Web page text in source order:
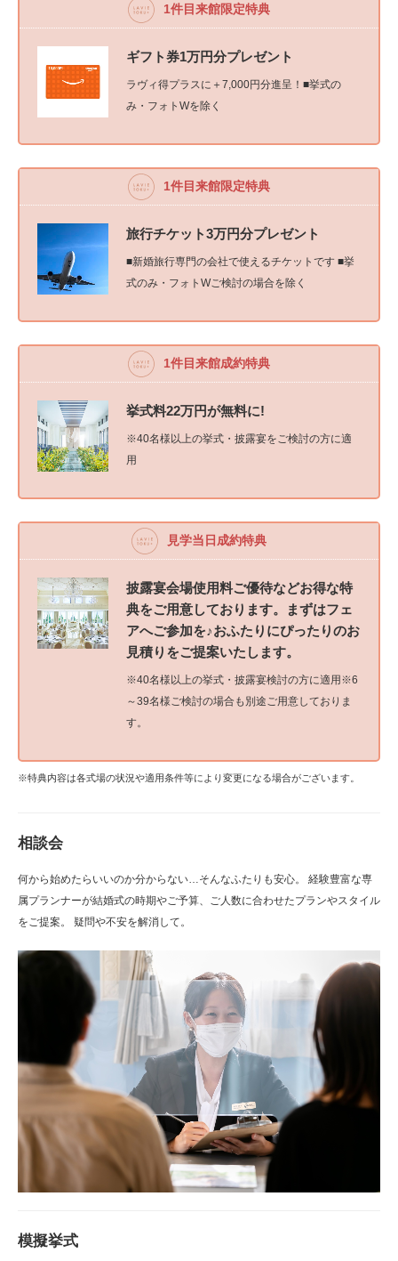
1件目来館限定特典
ギフト券1万円分プレゼント
ラヴィ得プラスに＋7,000円分進呈！■挙式の
み・フォトWを除く
1件目来館限定特典
旅行チケット3万円分プレゼント
■新婚旅行専門の会社で使えるチケットです ■挙
式のみ・フォトWご検討の場合を除く
1件目来館成約特典
挙式料22万円が無料に!
※40名様以上の挙式・披露宴をご検討の方に適
用
見学当日成約特典
披露宴会場使用料ご優待などお得な特
典をご用意しております。まずはフェ
アへご参加を♪おふたりにぴったりのお
見積りをご提案いたします。
※40名様以上の挙式・披露宴検討の方に適用※6
～39名様ご検討の場合も別途ご用意しておりま
す。
※特典内容は各式場の状況や適用条件等により変更になる場合がございます。
相談会
何から始めたらいいのか分からない…そんなふたりも安心。 経験豊富な専
属プランナーが結婚式の時期やご予算、ご人数に合わせたプランやスタイル
をご提案。 疑問や不安を解消して。
模擬挙式